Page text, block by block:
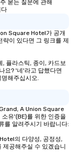
묻는 질문에 관해
Square Hotel가 공개
이 있다면 그 링크를 제
플라스틱, 종이, 카드보
요? '네'라고 답했다면
해주십시오.
A Union Square
유'(BE)를 위한 인증을
를 알려주시기 바랍니다:
의 다양성, 공정성,
공해주실 수 있겠습니